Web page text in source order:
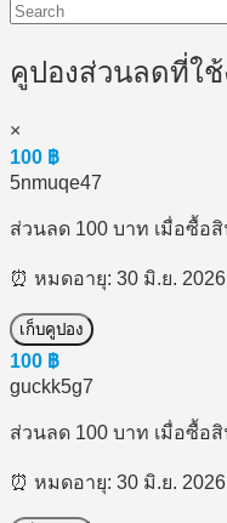
คูปองส่วนลดที่ใช้
×
100 ฿
5nmuqe47
ส่วนลด 100 บาท เมื่อซื้อ
⏰ หมดอายุ: 30 มิ.ย. 2026
เก็บคูปอง
100 ฿
guckk5g7
ส่วนลด 100 บาท เมื่อซื้อ
⏰ หมดอายุ: 30 มิ.ย. 2026